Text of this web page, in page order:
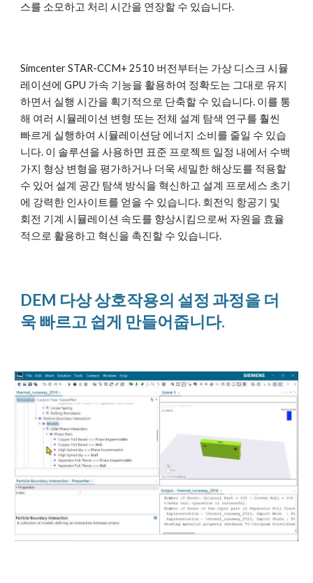
스를 소모하고 처리 시간을 연장할 수 있습니다.
Simcenter STAR-CCM+ 2510 버전부터는 가상 디스크 시뮬
레이션에 GPU 가속 기능을 활용하여 정확도는 그대로 유지
하면서 실행 시간을 획기적으로 단축할 수 있습니다. 이를 통
해 여러 시뮬레이션 변형 또는 전체 설계 탐색 연구를 훨씬
빠르게 실행하여 시뮬레이션당 에너지 소비를 줄일 수 있습
니다. 이 솔루션을 사용하면 표준 프로젝트 일정 내에서 수백
가지 형상 변형을 평가하거나 더욱 세밀한 해상도를 적용할
수 있어 설계 공간 탐색 방식을 혁신하고 설계 프로세스 초기
에 강력한 인사이트를 얻을 수 있습니다. 회전익 항공기 및
회전 기계 시뮬레이션 속도를 향상시킴으로써 자원을 효율
적으로 활용하고 혁신을 촉진할 수 있습니다.
DEM 다상 상호작용의 설정 과정을 더
욱 빠르고 쉽게 만들어줍니다.